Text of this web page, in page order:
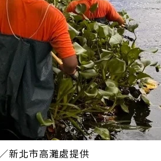
新北市高灘處提供